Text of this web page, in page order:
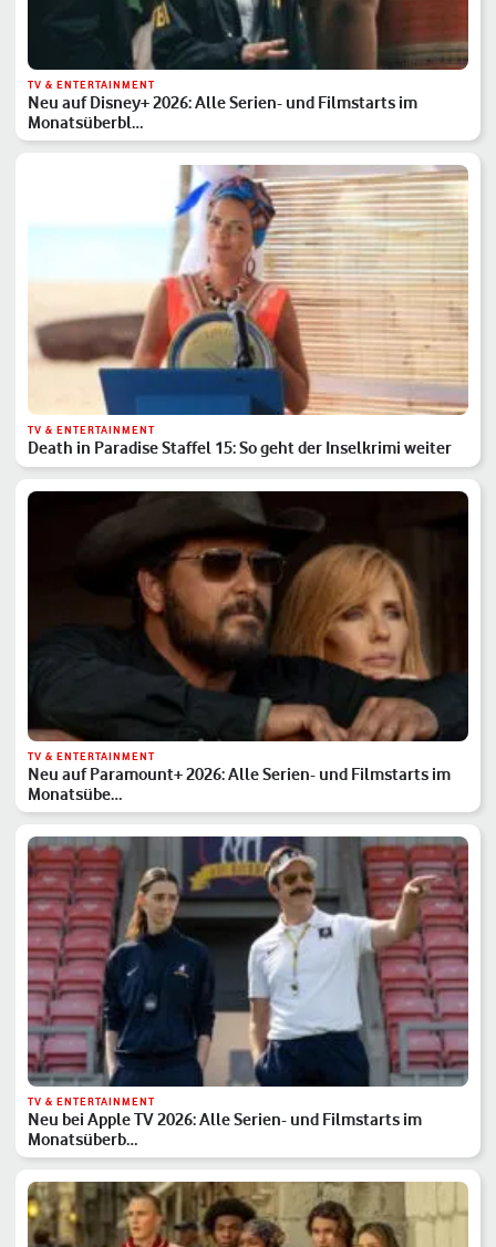
TV & ENTERTAINMENT
Neu auf Disney+ 2026: Alle Serien- und Filmstarts im
Monatsüberbl…
TV & ENTERTAINMENT
Death in Paradise Staffel 15: So geht der Inselkrimi weiter
TV & ENTERTAINMENT
Neu auf Paramount+ 2026: Alle Serien- und Filmstarts im
Monatsübe…
TV & ENTERTAINMENT
Neu bei Apple TV 2026: Alle Serien- und Filmstarts im
Monatsüberb…